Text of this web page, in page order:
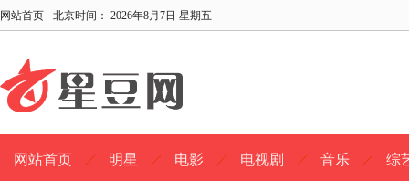
网站首页 北京时间： 2026年8月7日 星期五
网站首页 明星 电影 电视剧 音乐 综